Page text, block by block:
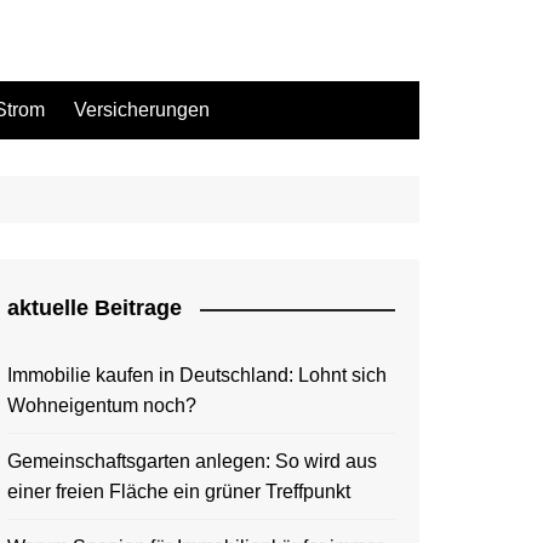
Versicherungen
aktuelle Beitrage
Immobilie kaufen in Deutschland: Lohnt sich
Wohneigentum noch?
Gemeinschaftsgarten anlegen: So wird aus
einer freien Fläche ein grüner Treffpunkt